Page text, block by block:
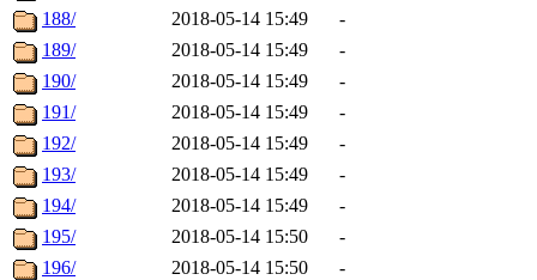
188/
2018-05-14 15:49
-
189/
2018-05-14 15:49
-
190/
2018-05-14 15:49
-
191/
2018-05-14 15:49
-
192/
2018-05-14 15:49
-
193/
2018-05-14 15:49
-
194/
2018-05-14 15:49
-
195/
2018-05-14 15:50
-
196/
2018-05-14 15:50
-